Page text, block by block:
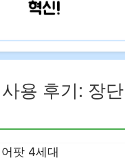
용 후기: 장